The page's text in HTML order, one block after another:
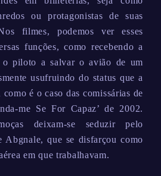
ou protagonistas de suas
filmes, podemos ver esses
funções, como recebendo a
o piloto a salvar o avião de um
usufruindo do status que a
é o caso das comissárias de
me Se For Capaz’ de 2002.
deixam-se seduzir pelo
Abgnale, que se disfarçou como
em que trabalhavam.